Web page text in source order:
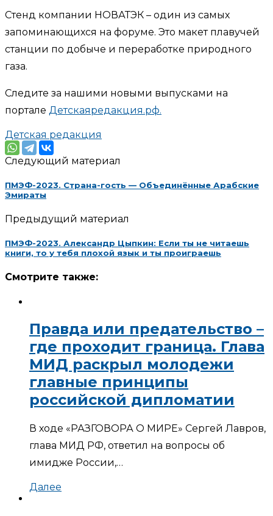
Стенд компании НОВАТЭК – один из самых
запоминающихся на форуме. Это макет плавучей
станции по добыче и переработке природного
газа.
Следите за нашими новыми выпусками на
портале Детскаяредакция.рф.
Детская редакция
Следующий материал
ПМЭФ-2023. Страна-гость — Объединённые Арабские
Эмираты
Предыдущий материал
ПМЭФ-2023. Александр Цыпкин: Если ты не читаешь
книги, то у тебя плохой язык и ты проиграешь
Смотрите также:
Правда или предательство –
где проходит граница. Глава
МИД раскрыл молодежи
главные принципы
российской дипломатии
В ходе «РАЗГОВОРА О МИРЕ» Сергей Лавров,
глава МИД РФ, ответил на вопросы об
имидже России,…
Далее